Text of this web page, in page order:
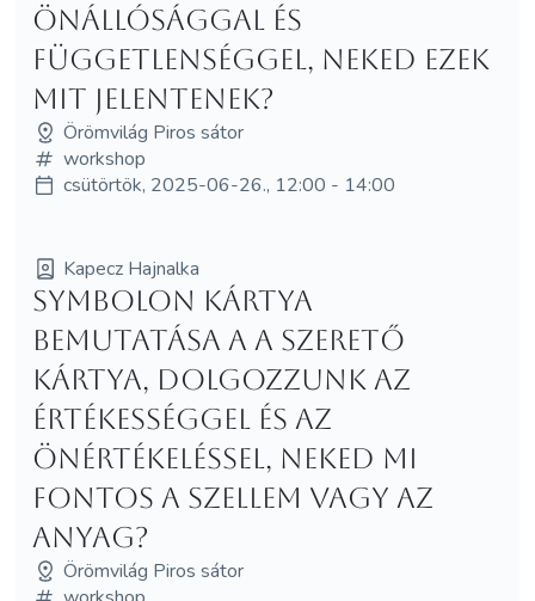
önállósággal és
függetlenséggel, neked ezek
mit jelentenek?
Örömvilág Piros sátor
workshop
csütörtök, 2025-06-26., 12:00 - 14:00
Kapecz Hajnalka
Symbolon kártya
bemutatása a A Szerető
kártya, dolgozzunk az
értékességgel és az
önértékeléssel, neked mi
fontos a szellem vagy az
anyag?
Örömvilág Piros sátor